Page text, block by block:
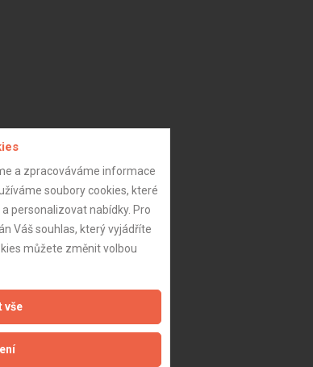
a zpracováváme informace
soubory cookies, které
personalizovat nabídky. Pro
Váš souhlas, který vyjádříte
můžete změnit volbou
vše